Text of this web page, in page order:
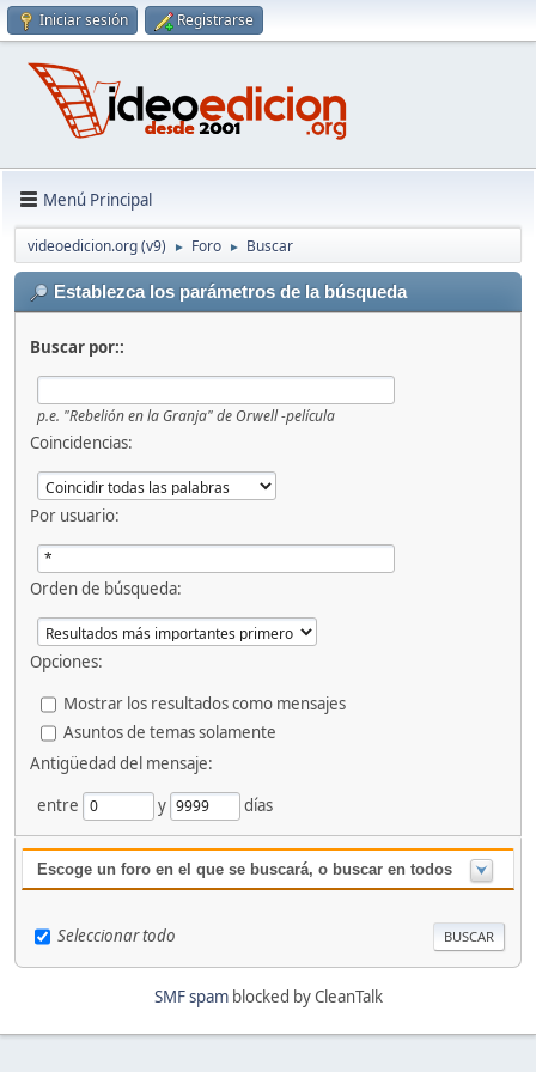
Iniciar sesión Registrarse
Menú Principal
videoedicion.org (v9) ► Foro ► Buscar
Establezca los parámetros de la búsqueda
Buscar por::
p.e. "Rebelión en la Granja" de Orwell -película
Coincidencias:
Por usuario:
Orden de búsqueda:
Opciones:
Mostrar los resultados como mensajes
Asuntos de temas solamente
Antigüedad del mensaje:
entre
y días
Escoge un foro en el que se buscará, o buscar en todos
Seleccionar todo
SMF spamblocked by CleanTalk